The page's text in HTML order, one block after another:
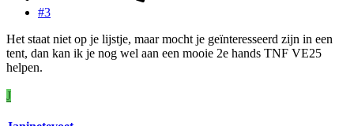
#3
Het staat niet op je lijstje, maar mocht je geïnteresseerd zijn in een
tent, dan kan ik je nog wel aan een mooie 2e hands TNF VE25
helpen.
J